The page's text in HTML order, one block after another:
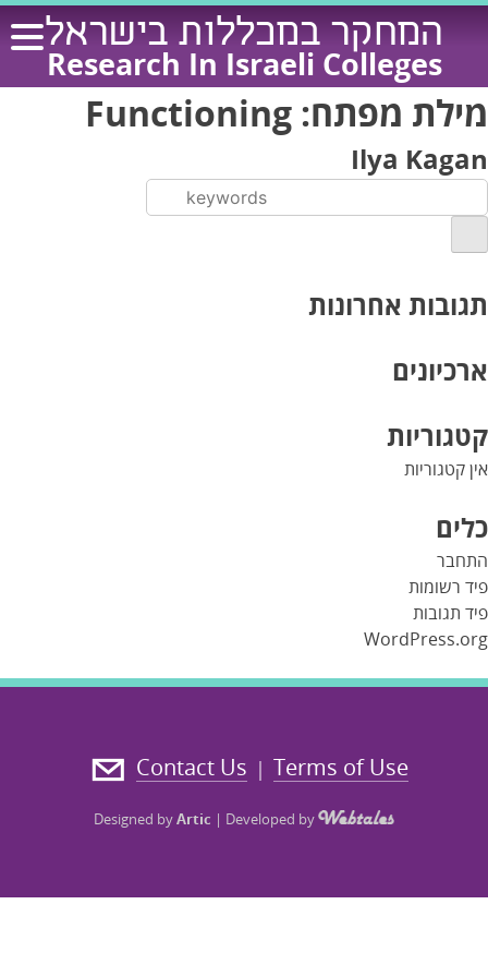
Skip
content
המחקר במכללות בישראל
Research In Israeli Colleges
מילת מפתח: Functioning
Ilya Kagan
תגובות אחרונות
ארכיונים
קטגוריות
אין קטגוריות
כלים
התחבר
פיד רשומות
פיד תגובות
WordPress.org
Terms of Use
|
Contact Us
Designed byArtic | Developed by